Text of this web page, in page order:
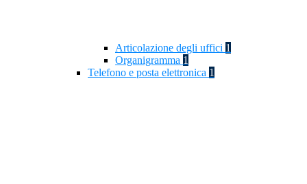
Articolazione degli uffici 1
Organigramma 1
Telefono e posta elettronica 1